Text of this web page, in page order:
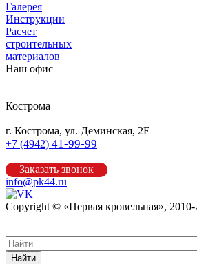
Галерея
Инструкции
Расчет
строительных
материалов
Наш офис
Кострома
г. Кострома, ул. Деминская, 2Е
+7 (4942) 41-99-99
Заказать звонок
info@pk44.ru
Copyright © «Первая кровельная», 2010-
Найти